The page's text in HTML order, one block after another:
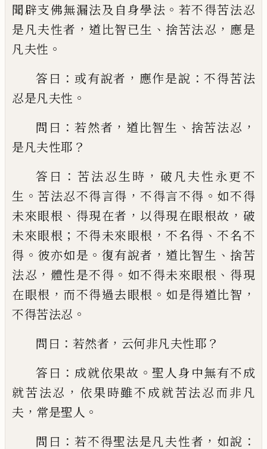
聞辟支佛無漏法及自身學法 。 若不得苦法忍
是凡夫性者 ， 道比智已生 、 捨苦法忍 ， 應是
凡夫性 。
答曰 ： 或有說者 ， 應作是說 ：不得苦法
忍是凡夫性 。
問曰 ：若然者 ， 道比智生 、 捨苦法忍 ，
是凡夫性耶 ？
答曰 ： 苦法忍生時 ， 破凡夫性永更不
生 。苦法忍不得言得 ，不得言不得 。 如不得
未來眼根 、 得現在者 ， 以得現在眼根故 ， 破
未來眼根 ； 不得未來眼根 ，不名得 、不名不
得 。 彼亦如是 。 復有說者 ， 道比智生 、 捨苦
法忍 ， 體性是不得 。 如不得未來眼根 、 得現
在眼根 ， 而不得過去眼根 。 如是得道比智 ，
不得苦法忍 。
問曰 ： 若然者 ， 云何非凡夫性耶 ？
答曰 ： 成就依果故 。聖人身中無有不成
就苦法忍 ， 依果時雖不成就苦法忍而非凡
夫 ， 常是聖人 。
問曰 ：若不得聖法是凡夫性者 ， 如說 ：